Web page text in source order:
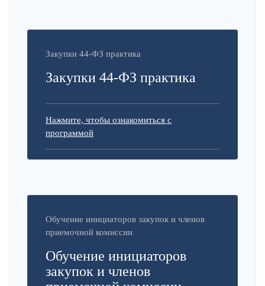
Закупки 44-ФЗ практика
Закупки 44-ФЗ практика
Нажмите, чтобы ознакомиться с
программой
Обучение инициаторов закупок и членов
приемочной комиссии
Обучение инициаторов
закупок и членов